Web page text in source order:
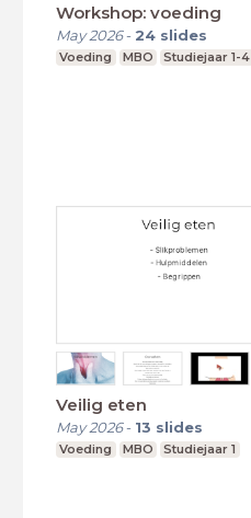
Workshop: voeding
May 2026- 24 slides
Voeding MBO Studiejaar 1-4
Veilig eten
May 2026- 13 slides
Voeding MBO Studiejaar 1